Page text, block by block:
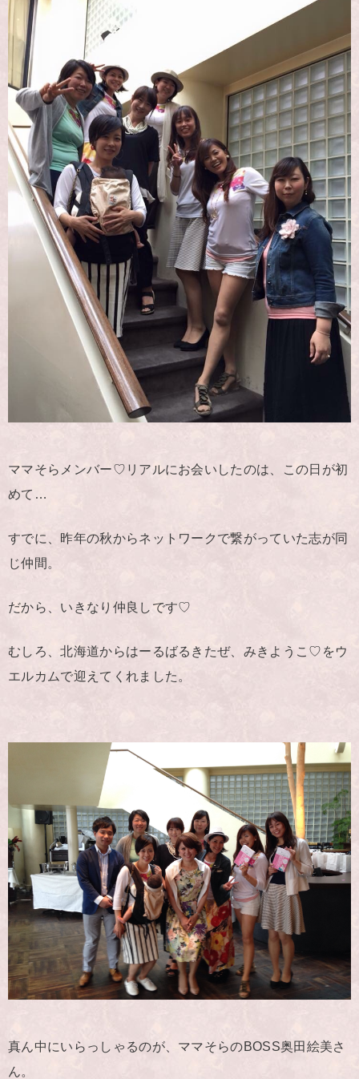
ママそらメンバー♡リアルにお会いしたのは、この日が初
めて…
すでに、昨年の秋からネットワークで繋がっていた志が同
じ仲間。
だから、いきなり仲良しです♡
むしろ、北海道からはーるばるきたぜ、みきようこ♡をウ
エルカムで迎えてくれました。
真ん中にいらっしゃるのが、ママそらのBOSS奥田絵美さ
ん。